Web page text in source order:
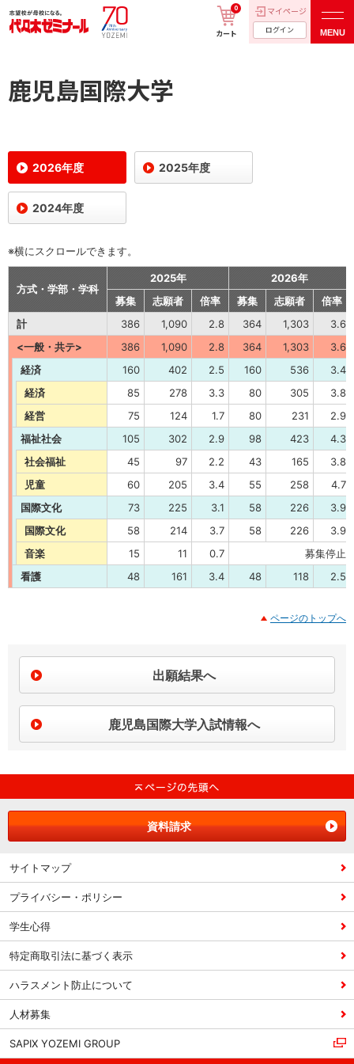
カート
0 マイページ
ログイン MENU
鹿児島国際大学
2026年度 2025年度
2024年度
※横にスクロールできます。
方式・学部・学科
2025年
2026年
募集
志願者 倍率 募集 志願者
倍率
計
386 1,090 2.8 364 1,303
3.6
<一般・共テ>
386 1,090 2.8 364 1,303
3.6
経済
160 402 2.5 160 536
3.4
経済
85 278 3.3 80 305
3.8
経営
75 124 1.7 80 231
2.9
福祉社会
105 302 2.9 98 423
4.3
社会福祉
45 97 2.2 43 165
3.8
児童
60 205 3.4 55 258
4.7
国際文化
73 225 3.1 58 226
3.9
国際文化
58 214 3.7 58 226
3.9
音楽
15 11 0.7
募集停止
看護
48 161 3.4 48 118 2.5
ページのトップへ
出願結果へ
鹿児島国際大学入試情報へ
資料請求
サイトマップ
プライバシー・ポリシー
学生心得
特定商取引法に基づく表示
ハラスメント防止について
人材募集
SAPIX YOZEMI GROUP